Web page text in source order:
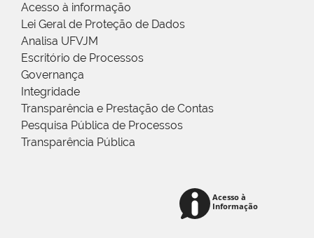
Acesso à informação
Lei Geral de Proteção de Dados
Analisa UFVJM
Escritório de Processos
Governança
Integridade
Transparência e Prestação de Contas
Pesquisa Pública de Processos
Transparência Pública